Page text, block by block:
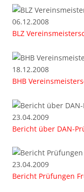
06.12.2008
BLZ
18.12.2008
BHB
23.04.2009
Bericht über DAN-
23.04.2009
Bericht Prüfungen